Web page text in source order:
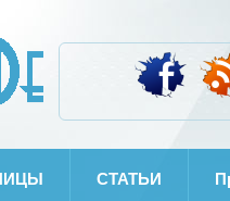
СТАТЬИ